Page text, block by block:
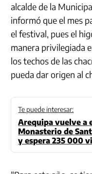
alcalde de la
informó que el mes
el festival, pues el
manera privilegiada
los techos de las
pueda dar origen al
Te puede interesar:
Arequipa vuelve a
Monasterio de
y espera 235 000